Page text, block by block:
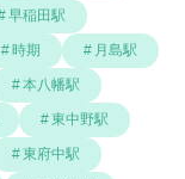
早稲田駅
時期 月島駅
本八幡駅
東中野駅
東府中駅